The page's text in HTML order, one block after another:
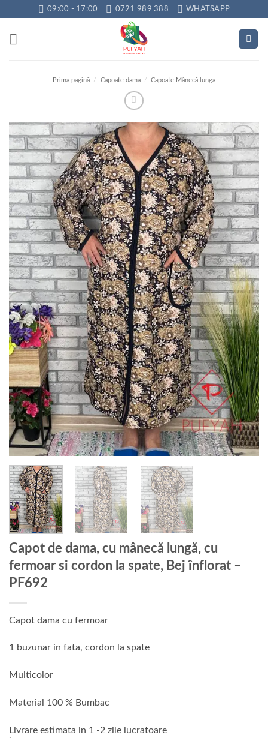
content
09:00 - 17:00 0721 989 388 WHATSAPP
Prima pagină / Capoate dama / Capoate Mânecă lunga
Adauga
la
favorite
Capot de dama, cu mânecă lungă, cu
fermoar si cordon la spate, Bej înflorat –
PF692
Capot dama cu fermoar
1 buzunar in fata, cordon la spate
Multicolor
Material 100 % Bumbac
Livrare estimata in 1 -2 zile lucratoare